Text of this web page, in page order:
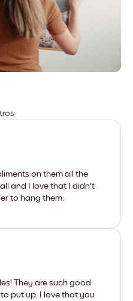
on them all the
and I love that I didn't
to hang them.
They are such good
put up. I love that you